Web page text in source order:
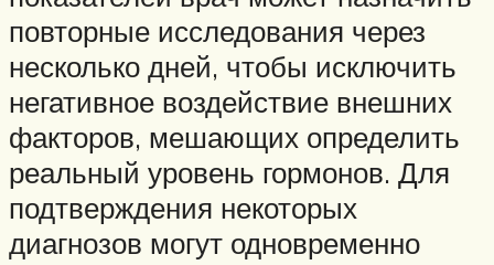
повторные исследования через
несколько дней, чтобы исключить
негативное воздействие внешних
факторов, мешающих определить
реальный уровень гормонов. Для
подтверждения некоторых
диагнозов могут одновременно